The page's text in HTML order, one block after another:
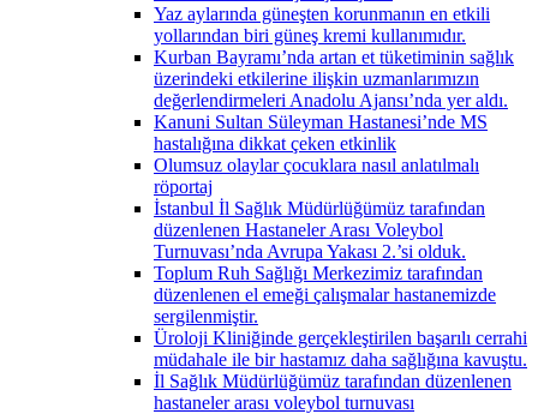
Yaz aylarında güneşten korunmanın en etkili
yollarından biri güneş kremi kullanımıdır.
Kurban Bayramı’nda artan et tüketiminin sağlık
üzerindeki etkilerine ilişkin uzmanlarımızın
değerlendirmeleri Anadolu Ajansı’nda yer aldı.
Kanuni Sultan Süleyman Hastanesi’nde MS
hastalığına dikkat çeken etkinlik
Olumsuz olaylar çocuklara nasıl anlatılmalı
röportaj
İstanbul İl Sağlık Müdürlüğümüz tarafından
düzenlenen Hastaneler Arası Voleybol
Turnuvası’nda Avrupa Yakası 2.’si olduk.
Toplum Ruh Sağlığı Merkezimiz tarafından
düzenlenen el emeği çalışmalar hastanemizde
sergilenmiştir.
Üroloji Kliniğinde gerçekleştirilen başarılı cerrahi
müdahale ile bir hastamız daha sağlığına kavuştu.
İl Sağlık Müdürlüğümüz tarafından düzenlenen
hastaneler arası voleybol turnuvası